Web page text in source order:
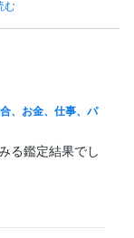
む
、お金、仕事、パ
る鑑定結果でし